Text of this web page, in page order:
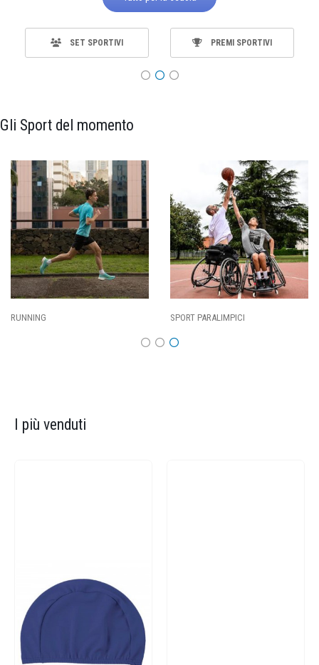
SET SPORTIVI PREMI SPORTIVI
Gli Sport del momento
CALCIO
I più venduti